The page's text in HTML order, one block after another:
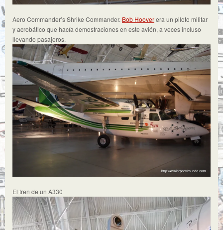
Aero Commander’s Shrike Commander. Bob Hooverera un piloto militar
y acrobático que hacía demostraciones en este avión, a veces incluso
llevando pasajeros.
El tren de un A330